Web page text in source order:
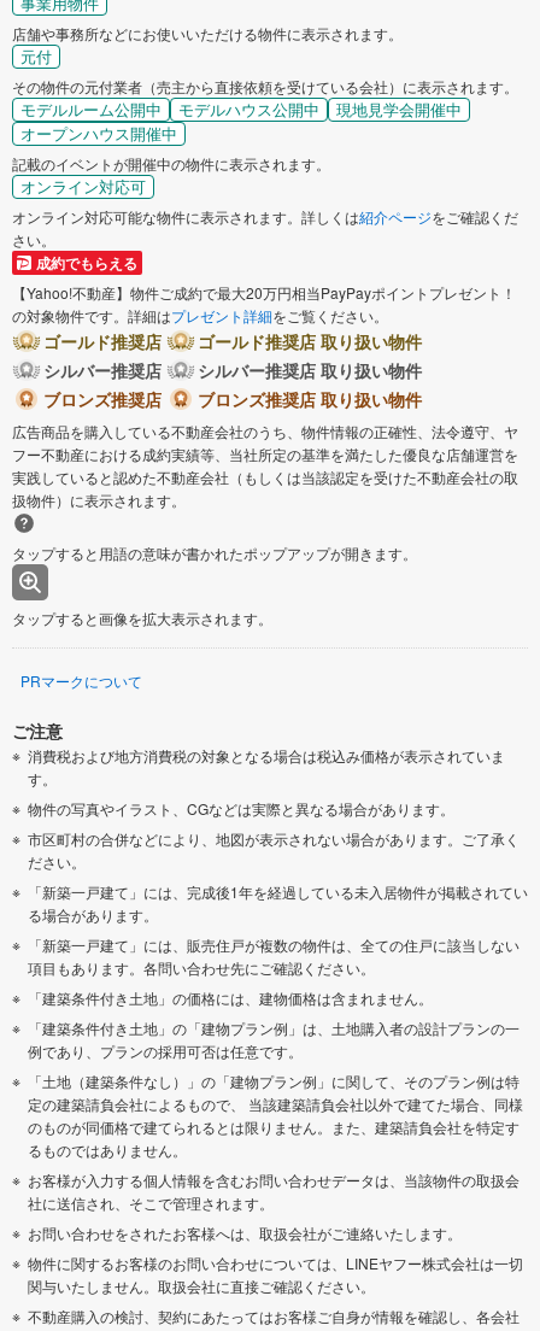
店舗や事務所などにお使いいただける物件に表示されます。
元付
その物件の元付業者（売主から直接依頼を受けている会社）に表示されます。
モデルルーム公開中 モデルハウス公開中
現地見学会開催中
オープンハウス開催中
記載のイベントが開催中の物件に表示されます。
オンライン対応可
オンライン対応可能な物件に表示されます。詳しくは紹介ページをご確認くだ
さい。
成約でもらえる
【Yahoo!不動産】物件ご成約で最大20万円相当PayPayポイントプレゼント！
の対象物件です。詳細はプレゼント詳細をご覧ください。
ゴールド推奨店
ゴールド推奨店 取り扱い物件
シルバー推奨店
シルバー推奨店 取り扱い物件
ブロンズ推奨店
ブロンズ推奨店 取り扱い物件
広告商品を購入している不動産会社のうち、物件情報の正確性、法令遵守、ヤ
フー不動産における成約実績等、当社所定の基準を満たした優良な店舗運営を
実践していると認めた不動産会社（もしくは当該認定を受けた不動産会社の取
扱物件）に表示されます。
タップすると用語の意味が書かれたポップアップが開きます。
タップすると画像を拡大表示されます。
PRマークについて
ご注意
消費税および地方消費税の対象となる場合は税込み価格が表示されていま
す。
物件の写真やイラスト、CGなどは実際と異なる場合があります。
市区町村の合併などにより、地図が表示されない場合があります。ご了承く
ださい。
「新築一戸建て」には、完成後1年を経過している未入居物件が掲載されてい
る場合があります。
「新築一戸建て」には、販売住戸が複数の物件は、全ての住戸に該当しない
項目もあります。各問い合わせ先にご確認ください。
「建築条件付き土地」の価格には、建物価格は含まれません。
「建築条件付き土地」の「建物プラン例」は、土地購入者の設計プランの一
例であり、プランの採用可否は任意です。
「土地（建築条件なし）」の「建物プラン例」に関して、そのプラン例は特
定の建築請負会社によるもので、 当該建築請負会社以外で建てた場合、同様
のものが同価格で建てられるとは限りません。また、建築請負会社を特定す
るものではありません。
お客様が入力する個人情報を含むお問い合わせデータは、当該物件の取扱会
社に送信され、そこで管理されます。
お問い合わせをされたお客様へは、取扱会社がご連絡いたします。
物件に関するお客様のお問い合わせについては、LINEヤフー株式会社は一切
関与いたしません。取扱会社に直接ご確認ください。
不動産購入の検討、契約にあたってはお客様ご自身が情報を確認し、各会社